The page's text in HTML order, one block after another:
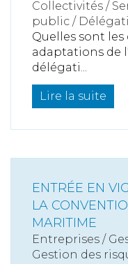
Collectivités /
public /
Quelles sont
adaptations de
délégati...
Lire la suite
ENTRÉE EN
LA
MARITIME
Entreprises /
Gestion des